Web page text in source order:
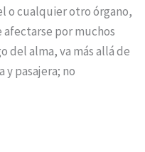
o cualquier otro órgano,
por muchos
del alma, va más allá de
pasajera; no